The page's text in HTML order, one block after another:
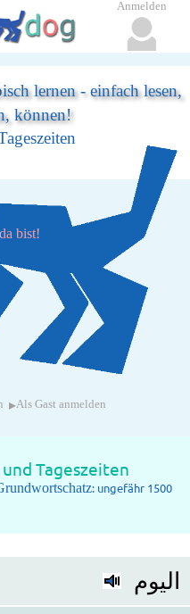
lernen - einfach lesen,
können!
bist!
▸Als Gast anmelden
Tageszeiten
: ungefähr 1500
اليوم
Anmelden